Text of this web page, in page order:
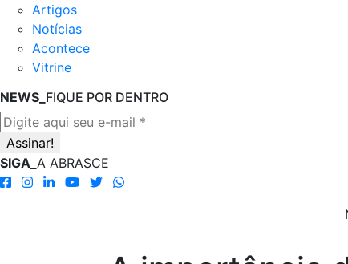
Artigos
Notícias
Acontece
Vitrine
NEWS_ FIQUE POR DENTRO
SIGA_ A ABRASCE